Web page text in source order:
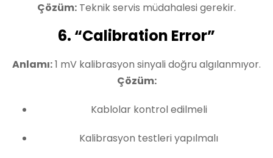
Çözüm: Teknik servis müdahalesi gerekir.
6. “Calibration Error”
Anlamı:1 mV kalibrasyon sinyali doğru algılanmıyor.
Çözüm:
Kablolar kontrol edilmeli
Kalibrasyon testleri yapılmalı